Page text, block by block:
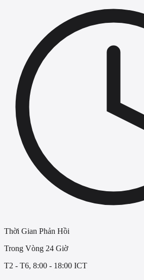
Thời Gian Phản Hồi
Trong Vòng 24 Giờ
T2 - T6, 8:00 - 18:00 ICT